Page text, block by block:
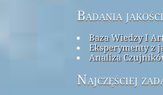
Badania
Baza Wiedzy I
Eksperymenty z
Analiza
Najczęściej